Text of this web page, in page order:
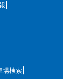
場検索